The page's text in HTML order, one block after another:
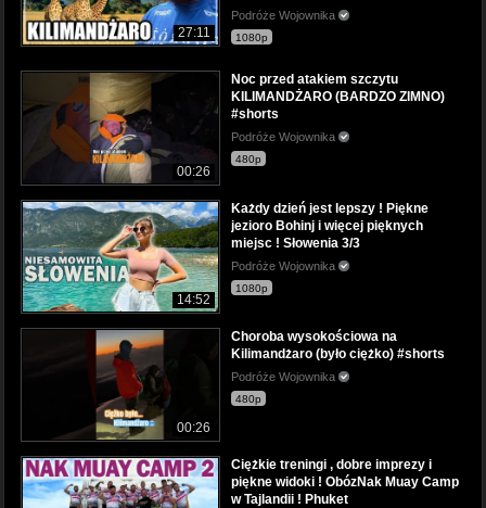
27:11
Podróże Wojownika
1080p
00:26
Noc przed atakiem szczytu
KILIMANDŻARO (BARDZO ZIMNO)
#shorts
Podróże Wojownika
480p
14:52
Każdy dzień jest lepszy ! Piękne
jezioro Bohinj i więcej pięknych
miejsc ! Słowenia 3/3
Podróże Wojownika
1080p
00:26
Choroba wysokościowa na
Kilimandżaro (było ciężko) #shorts
Podróże Wojownika
480p
Ciężkie treningi , dobre imprezy i
piękne widoki ! ObózNak Muay Camp
w Tajlandii ! Phuket